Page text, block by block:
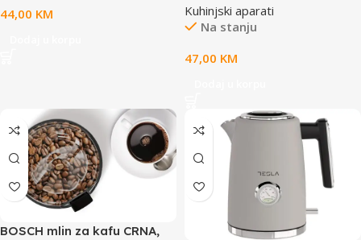
44,00 KM
Kuhinjski aparati
Na stanju
47,00 KM
BOSCH mlin za kafu CRNA,